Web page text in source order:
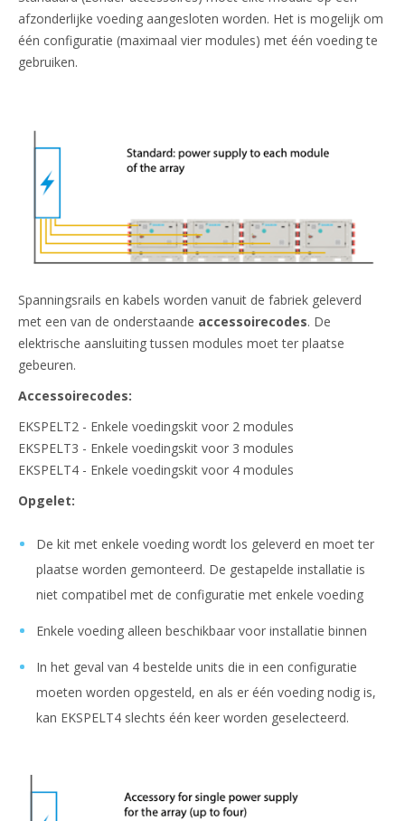
afzonderlijke voeding aangesloten worden. Het is mogelijk om
één configuratie (maximaal vier modules) met één voeding te
gebruiken.
Spanningsrails en kabels worden vanuit de fabriek geleverd
met een van de onderstaande accessoirecodes. De
elektrische aansluiting tussen modules moet ter plaatse
gebeuren.
Accessoirecodes:
EKSPELT2 - Enkele voedingskit voor 2 modules
EKSPELT3 - Enkele voedingskit voor 3 modules
EKSPELT4 - Enkele voedingskit voor 4 modules
Opgelet:
De kit met enkele voeding wordt los geleverd en moet ter
plaatse worden gemonteerd. De gestapelde installatie is
niet compatibel met de configuratie met enkele voeding
Enkele voeding alleen beschikbaar voor installatie binnen
In het geval van 4 bestelde units die in een configuratie
moeten worden opgesteld, en als er één voeding nodig is,
kan EKSPELT4 slechts één keer worden geselecteerd.